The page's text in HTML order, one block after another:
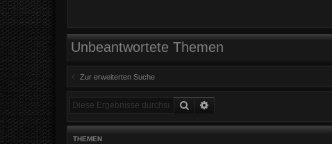
Unbeantwortete Themen
Zur erweiterten Suche
Suche
THEMEN